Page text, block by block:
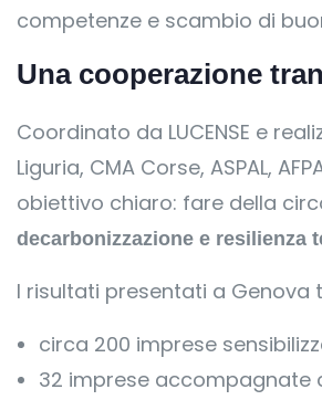
competenze e scambio di
Una cooperazione
Coordinato da LUCENSE e
Liguria, CMA Corse, ASPAL,
obiettivo chiaro: fare della
decarbonizzazione e resilienza
I risultati presentati a Genova
circa 200 imprese
32 imprese accompagnate